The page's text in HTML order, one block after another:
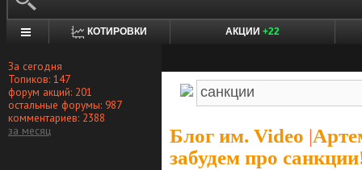
КОТИРОВКИ АКЦИИ +22
За сегодня
Топиков: 147
форум акций: 201
остальные форумы: 987
комментариев: 2388
за месяц
Блог им. Video |
забудем про